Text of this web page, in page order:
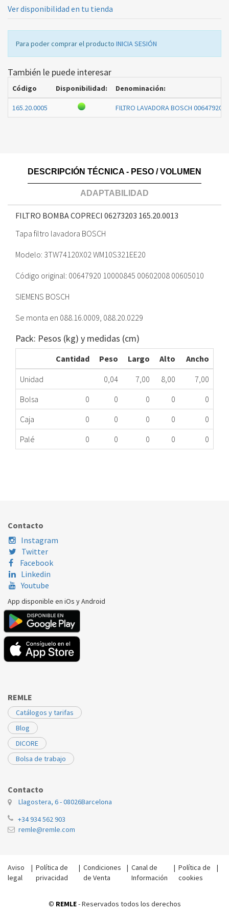
Ver disponibilidad en tu tienda
Para poder comprar el producto INICIA SESIÓN
También le puede interesar
Código Disponibilidad: Denominación:
165.20.0005 FILTRO LAVADORA BOSCH 00647920
DESCRIPCIÓN TÉCNICA - PESO / VOLUMEN
ADAPTABILIDAD
FILTRO BOMBA COPRECI 06273203 165.20.0013
Tapa filtro lavadora BOSCH
Modelo: 3TW74120X02 WM10S321EE20
Código original: 00647920 10000845 00602008 00605010
SIEMENS BOSCH
Se monta en 088.16.0009, 088.20.0229
Pack: Pesos (kg) y medidas (cm)
Cantidad Peso Largo Alto
Ancho
Unidad
0,04 7,00 8,00
7,00
Bolsa
0 0 0 0
0
Caja
0 0 0 0
0
Palé
0 0 0 0 0
Contacto
Instagram
Twitter
Facebook
Linkedin
Youtube
App disponible en iOs y Android
REMLE
Catálogos y tarifas
Blog
DICORE
Bolsa de trabajo
Contacto
Llagostera, 6 - 08026Barcelona
+34 934 562 903
remle@remle.com
Aviso
legal
| Política de
privacidad
|Condiciones
de Venta
|Canal de
Información
| Política de
cookies
|
© REMLE- Reservados todos los derechos